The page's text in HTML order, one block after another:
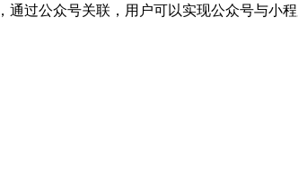
过公众号关联，用户可以实现公众号与小程